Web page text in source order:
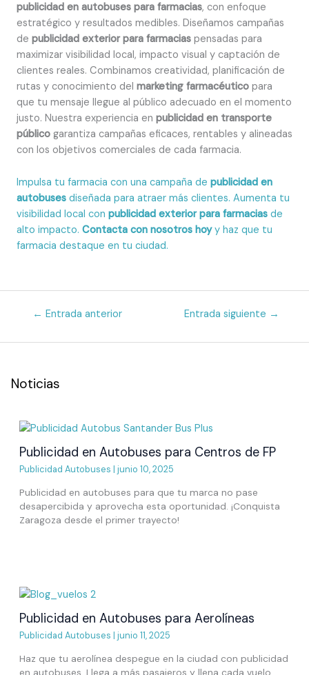
publicidad en autobuses para farmacias, con enfoque
estratégico y resultados medibles. Diseñamos campañas
de publicidad exterior para farmacias pensadas para
maximizar visibilidad local, impacto visual y captación de
clientes reales. Combinamos creatividad, planificación de
rutas y conocimiento del marketing farmacéutico para
que tu mensaje llegue al público adecuado en el momento
justo. Nuestra experiencia en publicidad en transporte
público garantiza campañas eficaces, rentables y alineadas
con los objetivos comerciales de cada farmacia.
Impulsa tu farmacia con una campaña de publicidad en
autobuses diseñada para atraer más clientes. Aumenta tu
visibilidad local con publicidad exterior para farmacias de
alto impacto. Contacta con nosotros hoyy haz que tu
farmacia destaque en tu ciudad.
← Entrada anterior Entrada siguiente →
Noticias
Publicidad en Autobuses para Centros de FP
Publicidad Autobuses | junio 10, 2025
Publicidad en autobuses para que tu marca no pase
desapercibida y aprovecha esta oportunidad. ¡Conquista
Zaragoza desde el primer trayecto!
Publicidad en Autobuses para Aerolíneas
Publicidad Autobuses | junio 11, 2025
Haz que tu aerolínea despegue en la ciudad con publicidad
en autobuses. Llega a más pasajeros y llena cada vuelo